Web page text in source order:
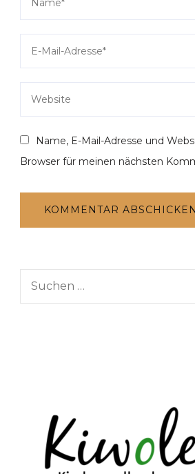
Name, E-Mail-Adresse und
Browser für meinen nächsten
Suchen